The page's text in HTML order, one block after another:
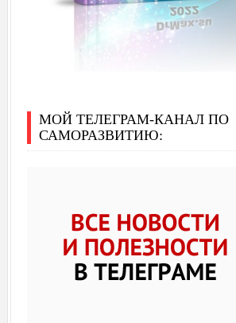
МОЙ ТЕЛЕГРАМ-КАНАЛ ПО
САМОРАЗВИТИЮ: